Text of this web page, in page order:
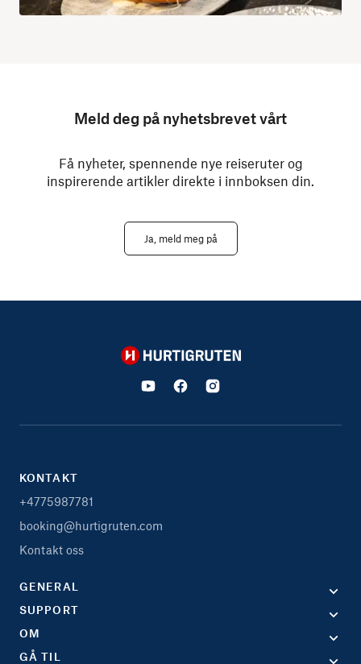
Meld deg på nyhetsbrevet vårt
Få nyheter, spennende nye reiseruter og
inspirerende artikler direkte i innboksen din.
Ja, meld meg på
Hurtigruten
KONTAKT
+4775987781
booking@hurtigruten.com
Kontakt oss
GENERAL
SUPPORT
OM
GÅ TIL